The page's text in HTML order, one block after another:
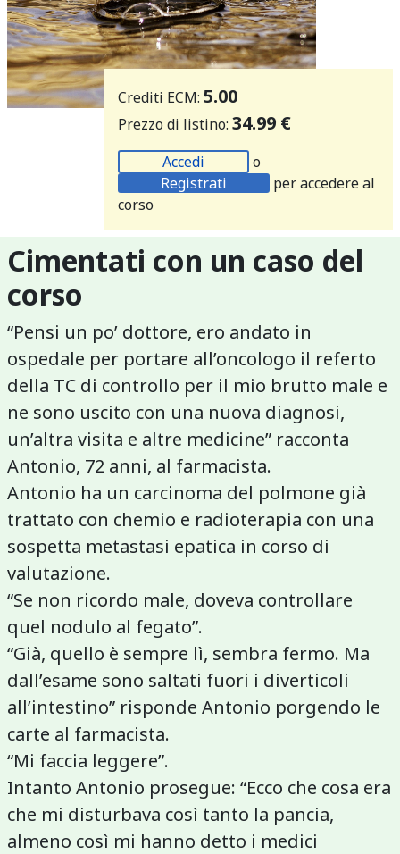
Crediti ECM: 5.00
Prezzo di listino: 34.99 €
Accedi
o
Registrati
per accedere al
corso
Cimentati con un caso del
corso
“Pensi un po’ dottore, ero andato in
ospedale per portare all’oncologo il referto
della TC di controllo per il mio brutto male e
ne sono uscito con una nuova diagnosi,
un’altra visita e altre medicine” racconta
Antonio, 72 anni, al farmacista.
Antonio ha un carcinoma del polmone già
trattato con chemio e radioterapia con una
sospetta metastasi epatica in corso di
valutazione.
“Se non ricordo male, doveva controllare
quel nodulo al fegato”.
“Già, quello è sempre lì, sembra fermo. Ma
dall’esame sono saltati fuori i diverticoli
all’intestino” risponde Antonio porgendo le
carte al farmacista.
“Mi faccia leggere”.
Intanto Antonio prosegue: “Ecco che cosa era
che mi disturbava così tanto la pancia,
almeno così mi hanno detto i medici